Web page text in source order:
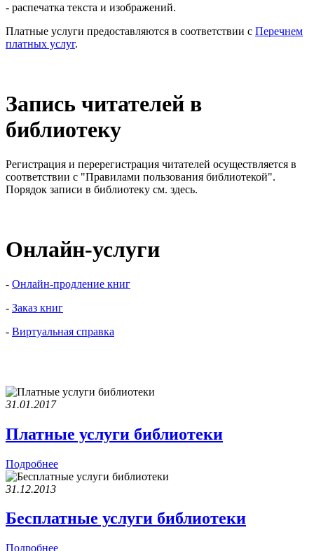
- распечатка текста и изображений.
Платные услуги предоставляются в соответствии с Перечнем
платных услуг.
Запись читателей в
библиотеку
Регистрация и перерегистрация читателей осуществляется в
соответствии с "Правилами пользования библиотекой".
Порядок записи в библиотеку см. здесь.
Онлайн-услуги
- Онлайн-продление книг
- Заказ книг
- Виртуальная справка
31.01.2017
Платные услуги библиотеки
Подробнее
31.12.2013
Бесплатные услуги библиотеки
Подробнее